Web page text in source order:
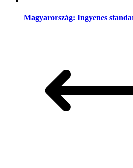
Magyarország: Ingyenes